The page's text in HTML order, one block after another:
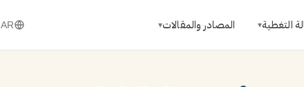
التغطية▾ المصادر والمقالات▾
AR